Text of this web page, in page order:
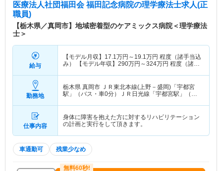
医療法人社団福田会 福田記念病院の理学療法士求人(正
職員)
【栃木県／真岡市】地域密着型のケアミックス病院＜理学療法
士＞
給与
【モデル月収】 17.1万円～ 19.1万円 程度（諸手当込
み） 【モデル年収】 290万円～324万円 程度（諸手
勤務地
栃木県 真岡市 ＪＲ東北本線(上野－盛岡)「宇都宮
駅」（バス・車0分）ＪＲ日光線「宇都宮駅」（バ
仕事内容
身体に障害を抱えた方に対するリハビリテーション
の計画と実行をして頂きます。
車通勤可 残業少なめ